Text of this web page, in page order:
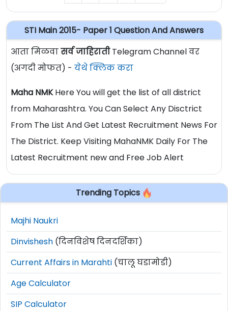
STI Main 2015- Paper 1 Question And Answers
आता मिळवासर्व जाहिरातीTelegram Channel वर
(अगदी मोफत) - येथे क्लिक करा
Maha NMKHere You will get the list of all district
from Maharashtra. You Can Select Any Disctrict
From The List And Get Latest Recruitment News For
The District. Keep Visiting MahaNMK Daily For The
Latest Recruitment new and Free Job Alert
Trending Topics
Majhi Naukri
Dinvishesh (दिनविशेष दिनदर्शिका)
Current Affairs in Marahti (चालू घडामोडी)
Age Calculator
SIP Calculator